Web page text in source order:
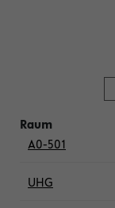
A0-501
UHG